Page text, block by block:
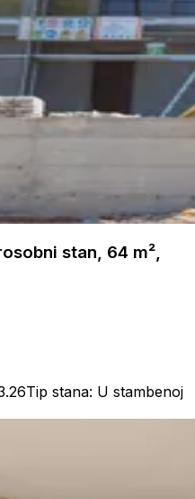
stan, 64 m²,
Tip stana: U stambenoj